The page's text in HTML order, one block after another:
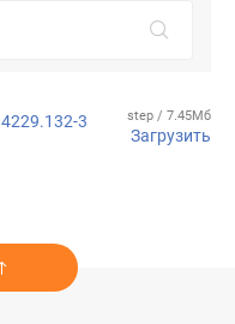
3
step / 7.45Мб
Загрузить